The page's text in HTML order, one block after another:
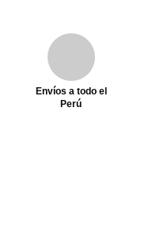
Envíos a todo el
Perú